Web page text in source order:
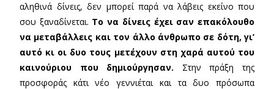
αληθινά δίνεις, δεν μπορεί παρά να λάβεις εκείνο που
σου ξαναδίνεται. Το να δίνεις έχει σαν επακόλουθο
να μεταβάλλεις και τον άλλο άνθρωπο σε δότη, γι’
αυτό κι οι δυο τους μετέχουν στη χαρά αυτού του
καινούριου που δημιούργησαν. Στην πράξη της
προσφοράς κάτι νέο γεννιέται και τα δυο πρόσωπα